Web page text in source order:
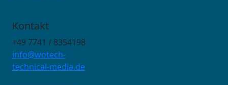
Kontakt
+49 7741 / 8354198
info@wotech-
technical-media.de